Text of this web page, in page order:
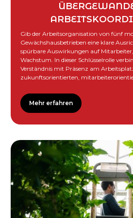
Gib der Arbeitsorganisation von fünf
Gewächshausbetrieben eine klare
spürbare Auswirkungen auf
Wachstum. In dieser Schlüsselrolle
Verständnis mit Präsenz am
zukunftsorientierten,
Mehr erfahren